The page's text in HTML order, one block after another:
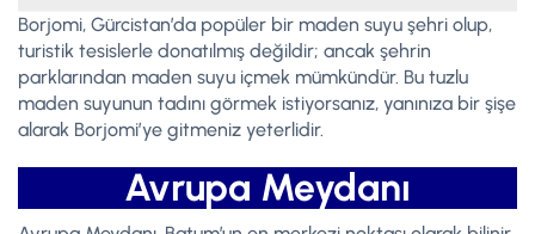
Borjomi, Gürcistan’da popüler bir maden suyu şehri olup,
turistik tesislerle donatılmış değildir; ancak şehrin
parklarından maden suyu içmek mümkündür. Bu tuzlu
maden suyunun tadını görmek istiyorsanız, yanınıza bir şişe
alarak Borjomi’ye gitmeniz yeterlidir.
Avrupa Meydanı